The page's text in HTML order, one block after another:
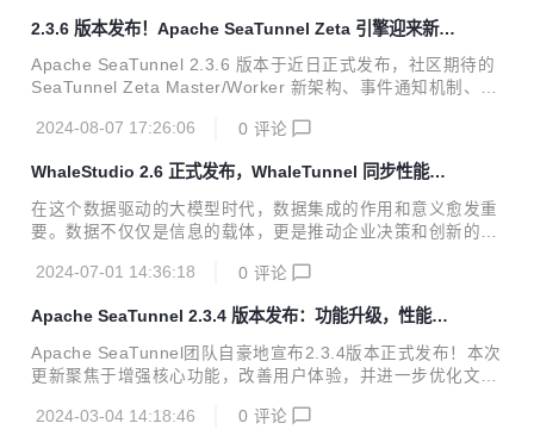
新特性，还对现有功能进行了优化和改进，并修复了多个发现
的问题。本文将详细介绍 Apache SeaTunnel 2.3.7 版本中的
关键更新内容，并邀请更多的开发者和用户参与到我们的开源
ownl...
2.3.6 版本发布！Apache SeaTunnel Zeta 引擎迎来新架
构！
Apache SeaTunnel 2.3.6 版本于近日正式发布，社区期待的
SeaTunnel Zeta Master/Worker 新架构、事件通知机制、支
了全面的更新，并添加了首个向量数据库 Milvus。此外，本版
使用！ :inbox_tray: 2.3.6 版本下载：https://seatunnel.apac
he.org/download/ :book: Release Note：https://github.co
m/apache/seatunnel/blob/2...
2024-08-07 17:26:06 0 评论
WhaleStudio 2.6 正式发布，WhaleTunnel 同步性能与
连接器数量再创新高！
在这个数据驱动的大模型时代，数据集成的作用和意义愈发重
要。数据不仅仅是信息的载体，更是推动企业决策和创新的关
nnel随着WhaleStudio 2.6版本正式发布，带来了多项功能增
新。 上周，关于数据调度平台WhaleScheduler的更新状况在
《WhaleStudio 2.6重磅发布！调度模块WhaleScheduler更
新78项核心功能》中已有介绍，点击链接了解详情。 WhaleT
el之上精心打磨...
2024-07-01 14:36:18 0 评论
Apache SeaTunnel 2.3.4 版本发布：功能升级，性能提
升
Apache SeaTunnel团队自豪地宣布2.3.4版本正式发布！本次
更新聚焦于增强核心功能，改善用户体验，并进一步优化文档
心与API的修复、文档的全面优化、Catalog支持的引入，以及
2024-03-04 14:18:46 0 评论